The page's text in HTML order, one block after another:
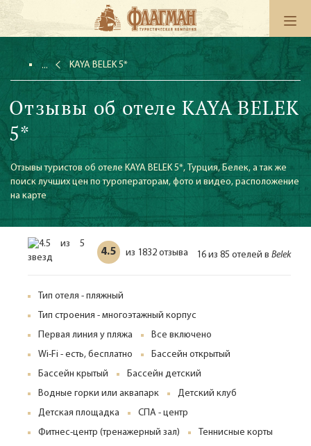
KAYA BELEK 5*
Отзывы об отеле KAYA BELEK
5*
Отзывы туристов об отеле KAYA BELEK 5*, Турция, Белек, а так же
поиск лучших цен по туроператорам, фото и видео, расположение
на карте
4.5 из 1832 отзыва 16 из 85 отелей в Belek
Тип отеля - пляжный
Тип строения - многоэтажный корпус
Первая линия у пляжа
Все включено
Wi-Fi - есть, бесплатно
Бассейн открытый
Бассейн крытый
Бассейн детский
Водные горки или аквапарк
Детский клуб
Детская площадка
СПА - центр
Фитнес-центр (тренажерный зал)
Теннисные корты